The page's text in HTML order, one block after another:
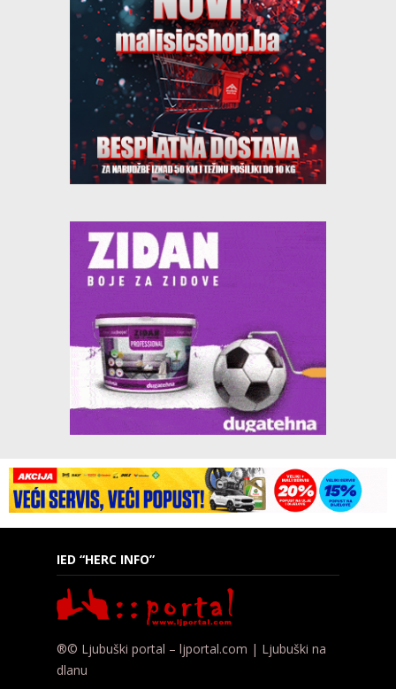
IED “HERC INFO”
®© Ljubuški portal – ljportal.com | Ljubuški na
dlanu